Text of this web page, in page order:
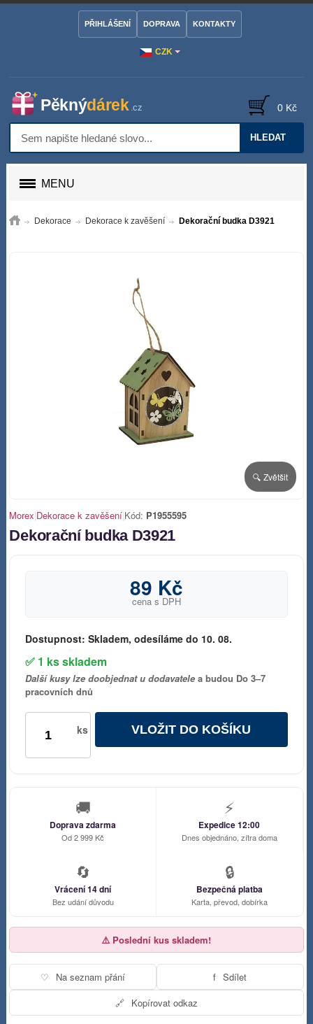
CZK
PŘIHLÁŠENÍ DOPRAVA KONTAKTY
HLEDAT
0 Kč
MENU
Dekorace Dekorace k zavěšení Dekorační budka D3921
🔍 Zvětšit
Morex|Dekorace k zavěšení|Kód: P1955595
Dekorační budka D3921
89 Kč
cena s DPH
Dostupnost: Skladem, odesíláme do 10. 08.
✅ 1 ks skladem
Další kusy lze doobjednat u dodavatele a budou Do 3–7
pracovních dnů
ks VLOŽIT DO KOŠÍKU
🚚
Doprava zdarma
Od 2 999 Kč
⚡
Expedice 12:00
Dnes objednáno, zítra doma
🔄
Vrácení 14 dní
Bez udání důvodu
🔒
Bezpečná platba
Karta, převod, dobírka
⚠️ Poslední kus skladem!
♡ Na seznam přání f Sdílet
🔗 Kopírovat odkaz